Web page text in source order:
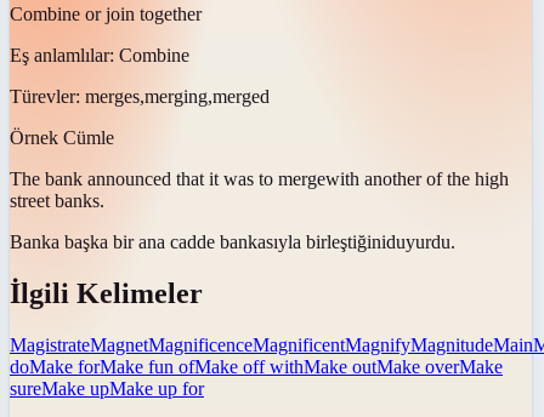
Combine or join together
Eş anlamlılar: Combine
Türevler: merges,merging,merged
Örnek Cümle
The bank announced that it was to mergewith another of the high
street banks.
Banka başka bir ana cadde bankasıyla birleştiğiniduyurdu.
İlgili Kelimeler
MagistrateMagnetMagnificenceMagnificentMagnifyMagnitudeMain
doMake forMake fun ofMake off withMake outMake overMake
sureMake upMake up for